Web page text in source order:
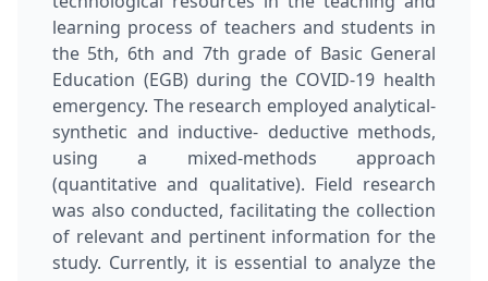
learning process of teachers and students in
the 5th, 6th and 7th grade of Basic General
Education (EGB) during the COVID-19 health
emergency. The research employed analytical-
synthetic and inductive- deductive methods,
using a mixed-methods approach
(quantitative and qualitative). Field research
was also conducted, facilitating the collection
of relevant and pertinent information for the
study. Currently, it is essential to analyze the